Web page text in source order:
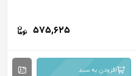
575,625
افزودن به سبد